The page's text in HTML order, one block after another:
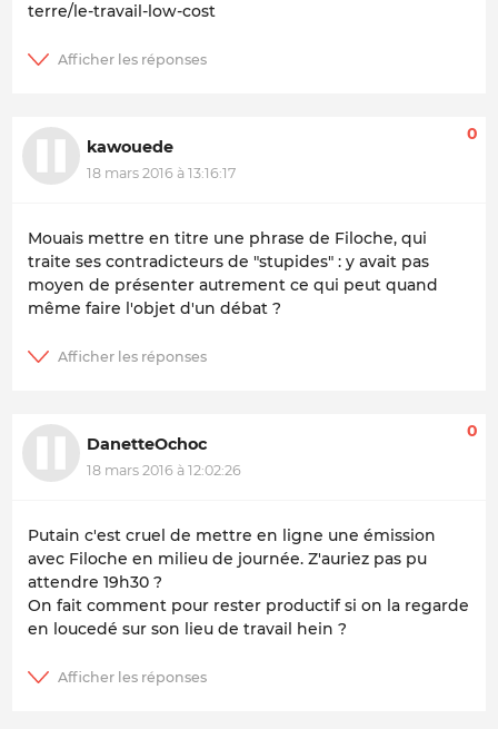
terre/le-travail-low-cost
kawouede
18 mars 2016 à 13:16:17
0
Mouais mettre en titre une phrase de Filoche, qui
traite ses contradicteurs de "stupides" : y avait pas
moyen de présenter autrement ce qui peut quand
même faire l'objet d'un débat ?
DanetteOchoc
18 mars 2016 à 12:02:26
0
Putain c'est cruel de mettre en ligne une émission
avec Filoche en milieu de journée. Z'auriez pas pu
attendre 19h30 ?
On fait comment pour rester productif si on la regarde
en loucedé sur son lieu de travail hein ?